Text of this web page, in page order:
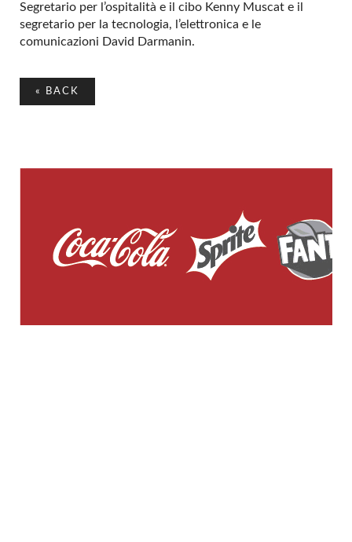
Segretario per l’ospitalità e il cibo Kenny Muscat e il
segretario per la tecnologia, l’elettronica e le
comunicazioni David Darmanin.
« BACK